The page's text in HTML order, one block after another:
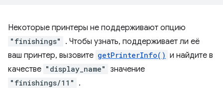
Некоторые принтеры не поддерживают опцию
"finishings"
. Чтобы узнать, поддерживает ли её
ваш принтер, вызовите getPrinterInfo() и найдите в
качестве "display_name" значение
"finishings/11" .